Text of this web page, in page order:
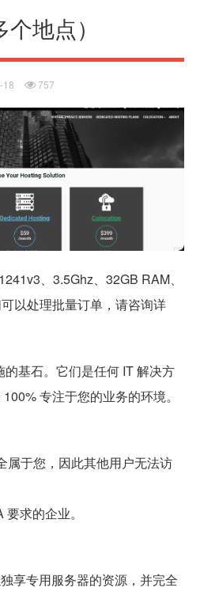
地点）
18 757
、3.5Ghz、32GB RAM、
以处理批量订单，请咨询详
基石。它们是任何 IT 解决方
专注于您的业务的环境。
属于您，因此其他用户无法访
求的企业。
享专用服务器的资源，并完全